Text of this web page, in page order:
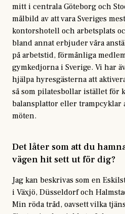
mitt i centrala Göteborg och
målbild av att vara Sveriges
kontorshotell och arbetsplats
bland annat erbjuder våra
på arbetstid, förmånliga
gymkedjorna i Sverige. Vi har
hjälpa hyresgästerna att
så som pilatesbollar istället för
balansplattor eller trampcyklar
möten.
Det låter som att du
vägen hit sett ut för dig?
Jag kan beskrivas som en
i Växjö, Düsseldorf och
Min röda tråd, oavsett vilka